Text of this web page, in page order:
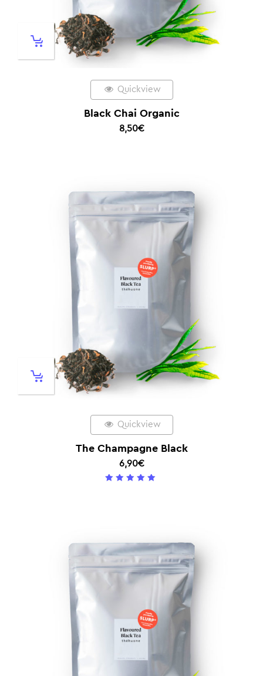
Quickview
Black Chai Organic
8,50€
Quickview
The Champagne Black
6,90€